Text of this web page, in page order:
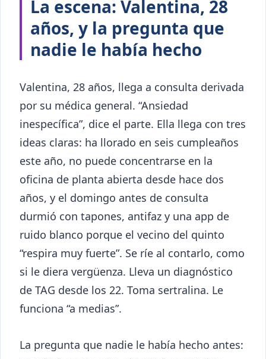
La escena: Valentina, 28
años, y la pregunta que
nadie le había hecho
Valentina, 28 años, llega a consulta derivada
por su médica general. “Ansiedad
inespecífica”, dice el parte. Ella llega con tres
ideas claras: ha llorado en seis cumpleaños
este año, no puede concentrarse en la
oficina de planta abierta desde hace dos
años, y el domingo antes de consulta
durmió con tapones, antifaz y una app de
ruido blanco porque el vecino del quinto
“respira muy fuerte”. Se ríe al contarlo, como
si le diera vergüenza. Lleva un diagnóstico
de TAG desde los 22. Toma sertralina. Le
funciona “a medias”.
La pregunta que nadie le había hecho antes: